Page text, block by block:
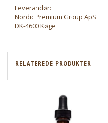
Leverandør:
Nordic Premium Group ApS
DK-4600 Køge
RELATEREDE PRODUKTER